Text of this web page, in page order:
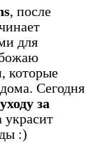
, после
для
которые
Сегодня
за
украсит
:)